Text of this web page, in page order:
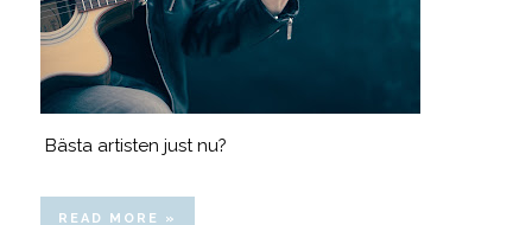
Bästa artisten just nu?
READ MORE »